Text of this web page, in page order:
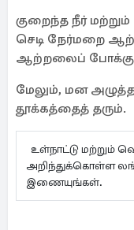
குறைந்த நீர்
செடி நேர்மறை
ஆற்றலைப்
மேலும், மன
தூக்கத்தைத் தரும்.
உள்நாட்டு மற்றும்
அறிந்துக்கொள்ள
இணையுங்கள்.